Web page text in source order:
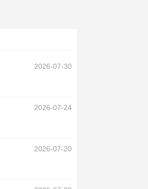
2026-07-30
2026-07-24
2026-07-20